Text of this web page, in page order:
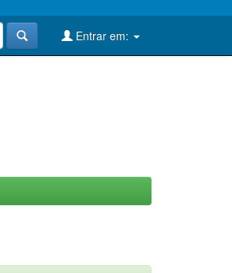
Entrar em: